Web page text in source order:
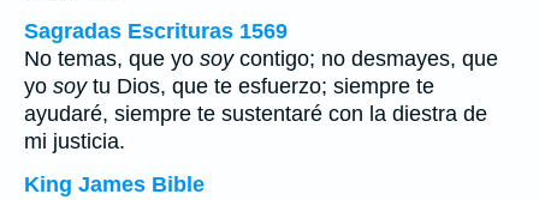
Sagradas Escrituras 1569
No temas, que yo soycontigo; no desmayes, que
yo soytu Dios, que te esfuerzo; siempre te
ayudaré, siempre te sustentaré con la diestra de
mi justicia.
King James Bible